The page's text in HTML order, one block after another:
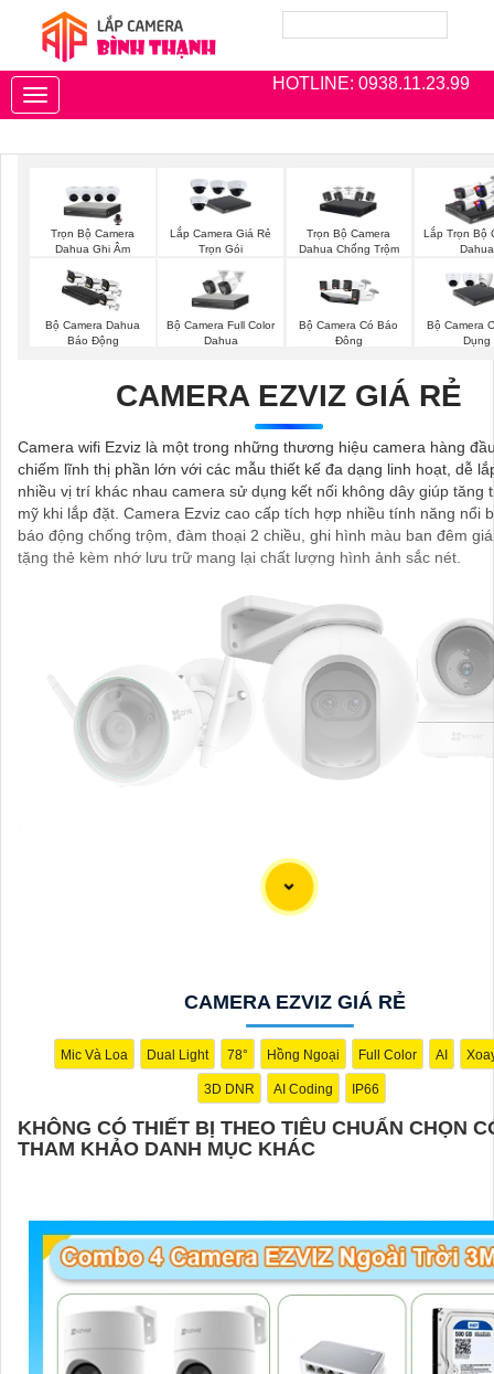
HOTLINE: 0938.11.23.99
Toggle
navigation
Trọn Bộ Camera
Dahua Ghi Âm
Lắp Camera Giá Rẻ
Trọn Gói
Trọn Bộ Camera
Dahua Chống Trộm
Lắp Trọn Bộ
Dahua
Bộ Camera Dahua
Báo Động
Bộ Camera Full Color
Dahua
Bộ Camera Có Báo
Đông
Bộ Camera
Dụng
CAMERA EZVIZ GIÁ RẺ
Camera wifi Ezviz là một trong những thương hiệu camera hàng
chiếm lĩnh thị phần lớn với các mẫu thiết kế đa dạng linh hoạt, dễ
nhiều vị trí khác nhau camera sử dụng kết nối không dây giúp tăng
mỹ khi lắp đặt. Camera Ezviz cao cấp tích hợp nhiều tính năng nổi
báo động chống trộm, đàm thoại 2 chiều, ghi hình màu ban đêm
tặng thẻ kèm nhớ lưu trữ mang lại chất lượng hình ảnh sắc nét.
CAMERA EZVIZ GIÁ RẺ
Mic Và Loa Dual Light 78° Hồng Ngoại Full Color AI
3D DNR AI Coding IP66
KHÔNG CÓ THIẾT BỊ THEO TIÊU CHUẨN CHỌN
THAM KHẢO DANH MỤC KHÁC